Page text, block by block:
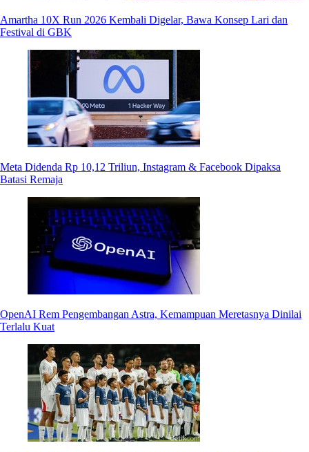
Amartha 10X Run 2026 Kembali Digelar, Bawa Konsep Lari dan
Festival di GBK
Meta Didenda Rp 10,12 Triliun, Instagram & Facebook Dipaksa
Batasi Remaja
OpenAI Rem Pengembangan Astra, Kemampuan Meretasnya Dinilai
Terlalu Kuat